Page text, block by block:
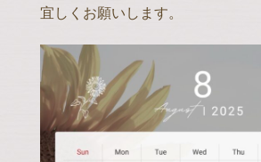
宜しくお願いします。